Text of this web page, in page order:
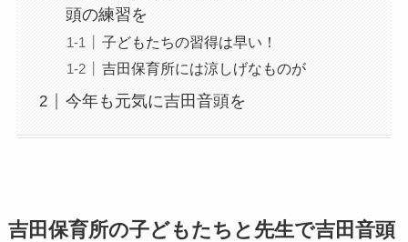
頭の練習を
子どもたちの習得は早い！
吉田保育所には涼しげなものが
今年も元気に吉田音頭を
吉田保育所の子どもたちと先生で吉田音頭